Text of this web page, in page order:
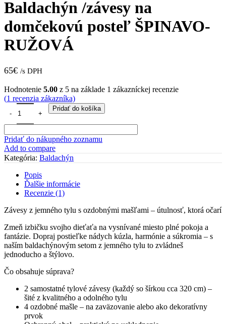
Baldachýn /závesy na
domčekovú posteľ ŠPINAVO-
RUŽOVÁ
65€ /s DPH
Hodnotenie 5.00 z 5 na základe 1 zákazníckej recenzie
(1 recenzia zákazníka)
množstvo Baldachýn /závesy na domčekovú posteľ ŠPINAVO-
Pridať do košíka
Pridať do nákupného zoznamu
Add to compare
Kategória: Baldachýn
Popis
Ďalšie informácie
Recenzie (1)
Závesy z jemného tylu s ozdobnými mašľami – útulnosť, ktorá očarí
Zmeň izbičku svojho dieťaťa na vysnívané miesto plné pokoja a
fantázie. Dopraj postieľke nádych kúzla, harmónie a súkromia – s
naším baldachýnovým setom z jemného tylu to zvládneš
jednoducho a štýlovo.
Čo obsahuje súprava?
2 samostatné tylové závesy (každý so šírkou cca 320 cm) –
šité z kvalitného a odolného tylu
4 ozdobné mašle – na zaväzovanie alebo ako dekoratívny
prvok